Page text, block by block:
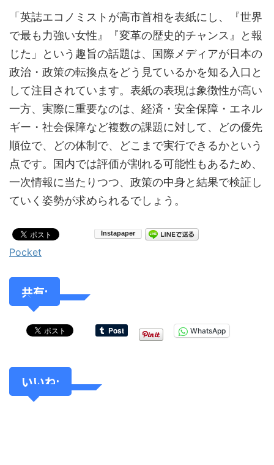
「英誌エコノミストが高市首相を表紙にし、『世界
で最も力強い女性』『変革の歴史的チャンス』と報
じた」という趣旨の話題は、国際メディアが日本の
政治・政策の転換点をどう見ているかを知る入口と
して注目されています。表紙の表現は象徴性が高い
一方、実際に重要なのは、経済・安全保障・エネル
ギー・社会保障など複数の課題に対して、どの優先
順位で、どの体制で、どこまで実行できるかという
点です。国内では評価が割れる可能性もあるため、
一次情報に当たりつつ、政策の中身と結果で検証し
ていく姿勢が求められるでしょう。
Pocket
共有:
WhatsApp
いいね: